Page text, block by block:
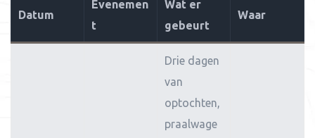
Datum
Evenemen
t
Wat er
gebeurt
Waar
Drie dagen
van
optochten,
praalwage